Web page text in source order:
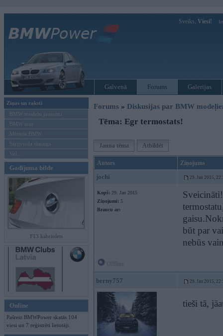
Sveiks, Viesi!
Galvenā Forums Galerijas
Ziņas un raksti
BMW modeļu jaunumi
BMW testi
Mēneša BMW
Sērijveida tūnings
Vel...
Gadījuma bilde
F13 kabriolets
Online
Pašreiz BMWPower skatās 104
viesi un 7 reģistrēti lietotāji.
Forums » Diskusijas par BMW
Tēma: Egr termostats!
Jauna tēma Atbildēt
Autors Ziņojums
jochi 29. Jan 2015,
Kopš: 29. Jan 2015
Ziņojumi: 5
Braucu ar:
būt par
nebūs
berny757 29. Jan 2015,
tieši tā,